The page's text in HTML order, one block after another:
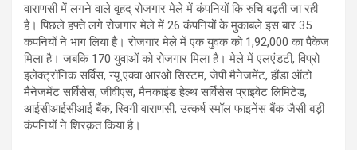
वाराणसी में लगने वाले वृहद् रोजगार मेले में कंपनियों कि रुचि बढ़ती जा रही
है। पिछले हफ्ते लगे रोजगार मेले में 26 कंपनियों के मुकाबले इस बार 35
कंपनियों ने भाग लिया है। रोजगार मेले में एक युवक को 1,92,000 का पैकेज
मिला है। जबकि 170 युवाओं को रोजगार मिला है। मेले में एलएंडटी, विप्रो
इलेक्ट्रॉनिक सर्विस, न्यू एक्वा आरओ सिस्टम, जेपी मैनेजमेंट, हौंडा ऑटो
मैनेजमेंट सर्विसेस, जीवीएस, मैनकाइंड हेल्थ सर्विसेस प्राइवेट लिमिटेड,
आईसीआईसीआई बैंक, स्विगी वाराणसी, उत्कर्ष स्मॉल फाइनेंस बैंक जैसी बड़ी
कंपनियों ने शिरक़त किया है।